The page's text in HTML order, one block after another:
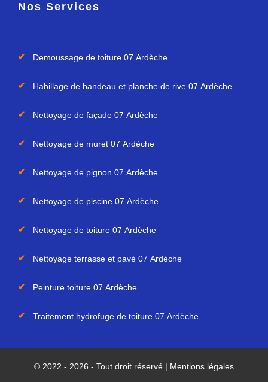
Nos Services
Demoussage de toiture 07 Ardèche
Habillage de bandeau et planche de rive 07 Ardèche
Nettoyage de façade 07 Ardèche
Nettoyage de muret 07 Ardèche
Nettoyage de pignon 07 Ardèche
Nettoyage de piscine 07 Ardèche
Nettoyage de toiture 07 Ardèche
Nettoyage terrasse et pavé 07 Ardèche
Peinture toiture 07 Ardèche
Traitement hydrofuge de toiture 07 Ardèche
© 2022 - 2026 - Tout droit réservé | Mentions légales